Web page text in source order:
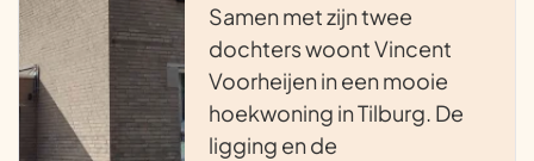
Samen met zijn twee
dochters woont Vincent
Voorheijen in een mooie
hoekwoning in Tilburg. De
ligging en de